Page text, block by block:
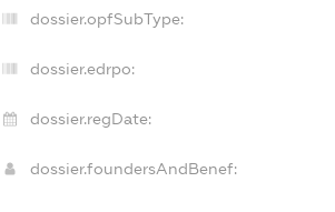
dossier.opfSubType:
dossier.edrpo:
dossier.regDate:
dossier.foundersAndBenef: